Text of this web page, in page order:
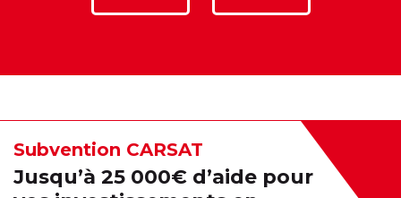
Subvention CARSAT
Jusqu’à 25 000€ d’aide pour